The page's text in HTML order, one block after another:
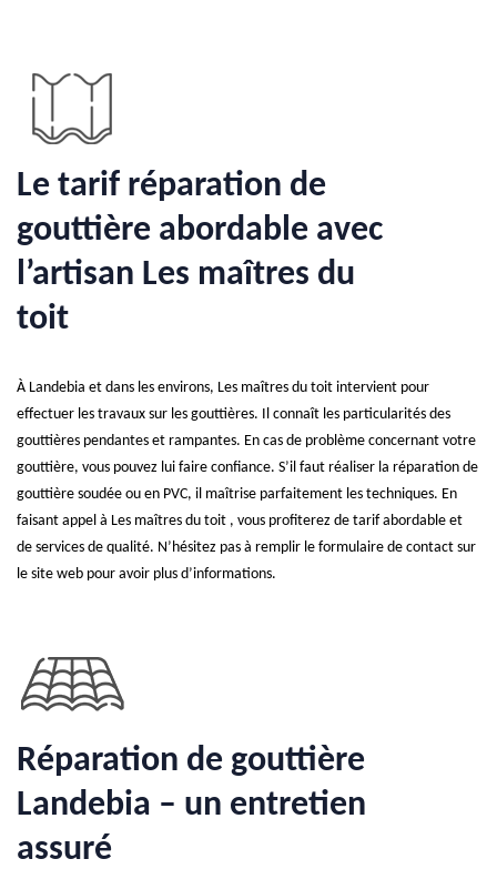
Le tarif réparation de
gouttière abordable avec
l’artisan Les maîtres du
toit
À Landebia et dans les environs, Les maîtres du toit intervient pour
effectuer les travaux sur les gouttières. Il connaît les particularités des
gouttières pendantes et rampantes. En cas de problème concernant votre
gouttière, vous pouvez lui faire confiance. S’il faut réaliser la réparation de
gouttière soudée ou en PVC, il maîtrise parfaitement les techniques. En
faisant appel à Les maîtres du toit , vous profiterez de tarif abordable et
de services de qualité. N’hésitez pas à remplir le formulaire de contact sur
le site web pour avoir plus d’informations.
Réparation de gouttière
Landebia – un entretien
assuré